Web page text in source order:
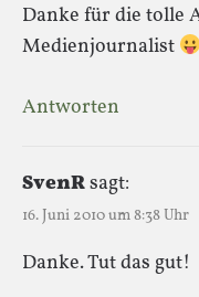
Danke für die tolle
Medienjournalist
Antworten
SvenRsagt:
16. Juni 2010 um 8:38 Uhr
Danke. Tut das gut!